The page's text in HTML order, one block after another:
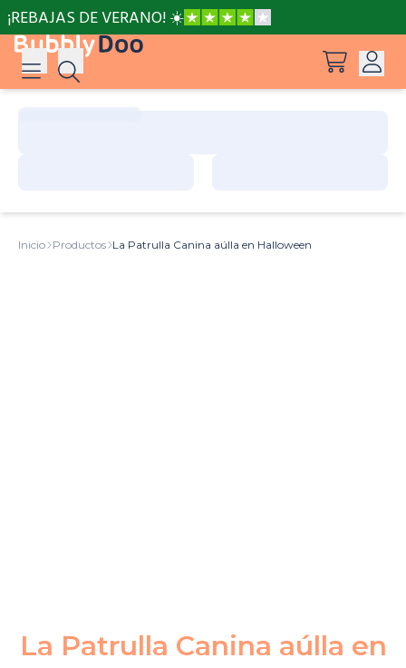
¡REBAJAS DE VERANO! ☀️
Sugerencias
Aventuras con Peppa y Mamá Pig
Inicio Productos La Patrulla Canina aúlla en Halloween
La Patrulla Canina aúlla en